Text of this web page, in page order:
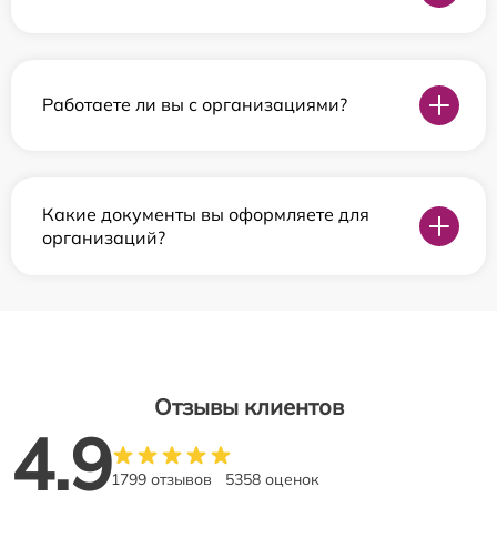
Работаете ли вы с организациями?
Какие документы вы оформляете для
организаций?
Отзывы клиентов
4.91799 отзывов 5358 оценок